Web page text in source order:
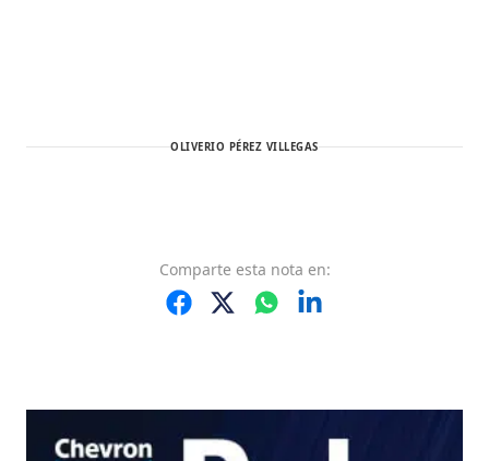
OLIVERIO PÉREZ VILLEGAS
Comparte esta nota en: